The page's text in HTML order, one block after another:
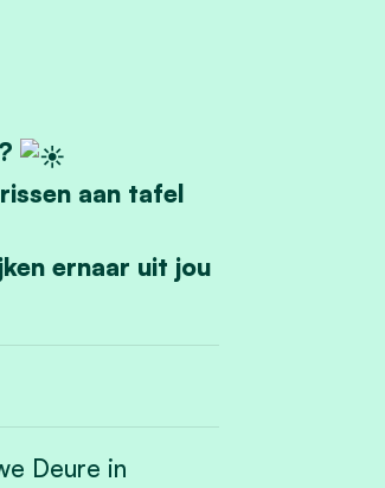
aan tafel
ernaar uit jou
Deure in